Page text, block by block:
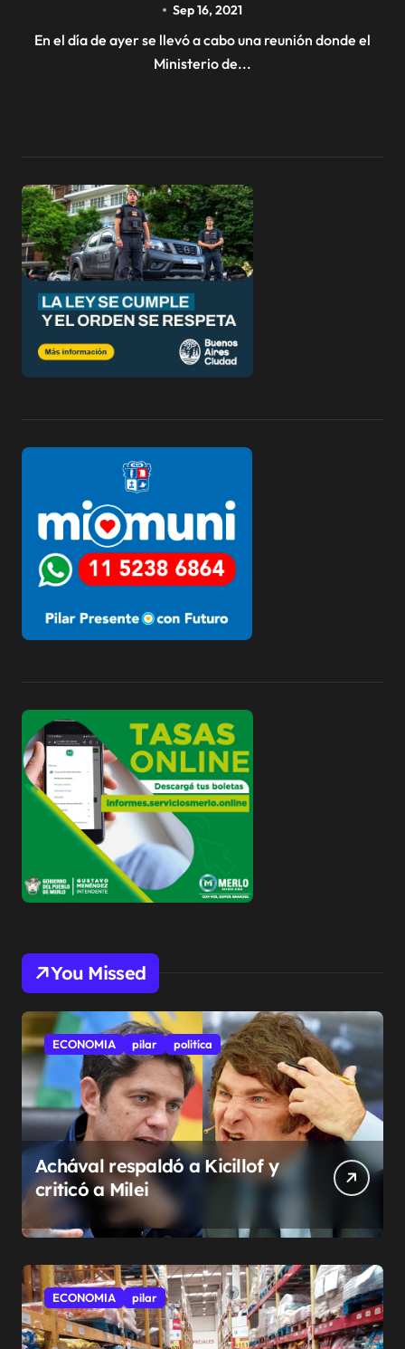
FITOSANUTARIOS
Sep 16, 2021
En el día de ayer se llevó a cabo una reunión donde el
Ministerio de...
You Missed
ECONOMIA pilar politíca
Achával respaldó a Kicillof y
criticó a Milei
ECONOMIA pilar